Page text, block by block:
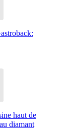
haut de
diamant